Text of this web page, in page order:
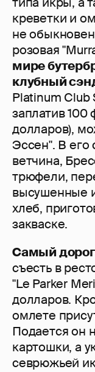
креветки и
не
розовая
мире
клубный
Platinum Club
заплатив 100
долларов),
Эссен". В его
ветчина,
трюфели,
высушенные
хлеб,
закваске.
Самый
съесть в
"Le Parker
долларов.
омлете
Подается он
картошки, а
севрюжьей